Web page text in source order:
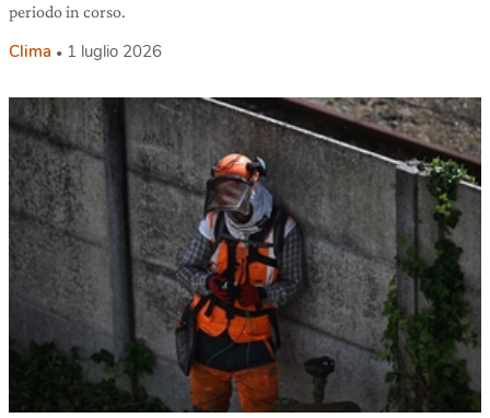
periodo in corso.
Clima 1 luglio 2026